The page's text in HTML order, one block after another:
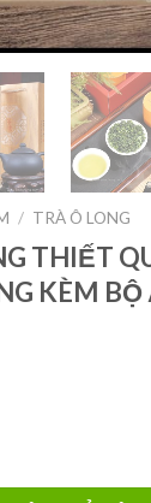
/ TRÀ Ô LONG
THIẾT
KÈM